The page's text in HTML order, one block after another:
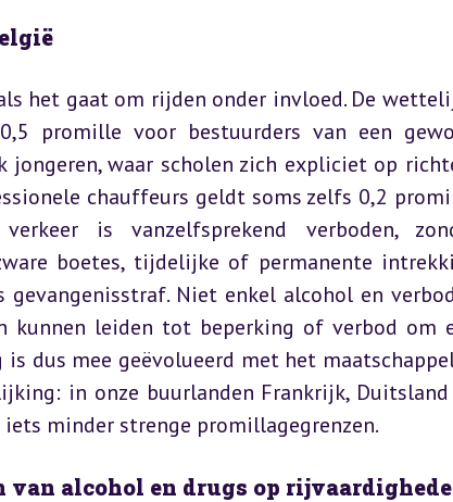
het gaat om rijden onder invloed. De
promille voor bestuurders van een
waar scholen zich expliciet op
chauffeurs geldt soms zelfs 0,2
is vanzelfsprekend verboden,
boetes, tijdelijke of permanente
Niet enkel alcohol en
kunnen leiden tot beperking of verbod om
dus mee geëvolueerd met het
in onze buurlanden Frankrijk, Duitsland
minder strenge promillagegrenzen.
van alcohol en drugs op